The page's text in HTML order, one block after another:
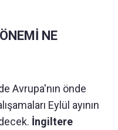
NE
Avrupa'nın önde
Eylül ayının
İngiltere